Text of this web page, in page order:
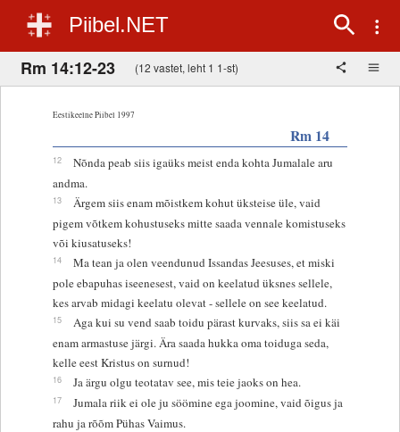
Piibel.NET
Rm 14:12-23 (12 vastet, leht 1 1-st)
Eestikeelne Piibel 1997
Rm 14
12
Nõnda peab siis igaüks meist enda kohta Jumalale aru
andma.
13
Ärgem siis enam mõistkem kohut üksteise üle, vaid
pigem võtkem kohustuseks mitte saada vennale komistuseks
või kiusatuseks!
14
Ma tean ja olen veendunud Issandas Jeesuses, et miski
pole ebapuhas iseenesest, vaid on keelatud üksnes sellele,
kes arvab midagi keelatu olevat - sellele on see keelatud.
15
Aga kui su vend saab toidu pärast kurvaks, siis sa ei käi
enam armastuse järgi. Ära saada hukka oma toiduga seda,
kelle eest Kristus on surnud!
16 Ja ärgu olgu teotatav see, mis teie jaoks on hea.
17
Jumala riik ei ole ju söömine ega joomine, vaid õigus ja
rahu ja rõõm Pühas Vaimus.